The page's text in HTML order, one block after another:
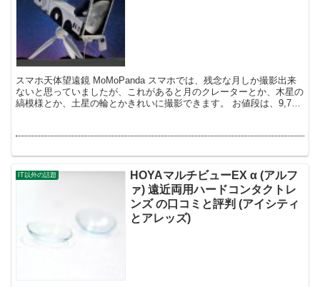
スマホ天体望遠鏡 MoMoPanda スマホでは、残念な月しか撮影出来
ないと思っていましたが、これがあると月のクレーターとか、木星の
縞模様とか、土星の輪とかきれいに撮影できます。 お値段は、9,720
IT以外の話題
HOYAマルチビューEX α (アルフ
ァ) 遠近両用ハードコンタクトレ
ンズ の口コミと評判 (アイシティ
とアレッズ)